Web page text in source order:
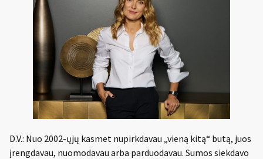
D.V.: Nuo 2002-ųjų kasmet nupirkdavau „vieną kitą“ butą, juos
įrengdavau, nuomodavau arba parduodavau. Sumos siekdavo